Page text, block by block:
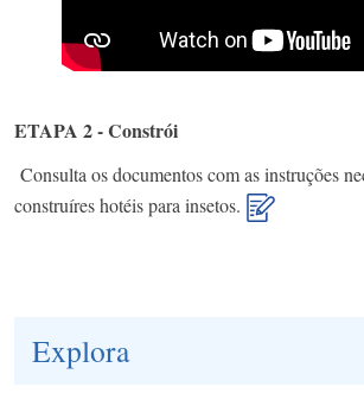
ETAPA 2 - Constrói
Consulta os documentos com as instruções
construíres hotéis para insetos.
Explora